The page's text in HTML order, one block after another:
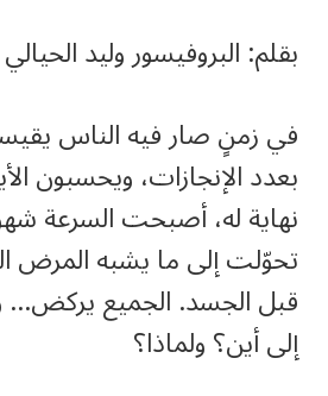
بقلم: البروفيسور وليد الحيالي
في زمنٍ صار فيه الناس
بعدد الإنجازات، ويحسبون
نهاية له، أصبحت السرعة
تحوّلت إلى ما يشبه المرض
قبل الجسد. الجميع يركض…
إلى أين؟ ولماذا؟